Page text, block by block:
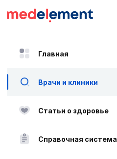
Главная
Врачи и клиники
Статьи о здоровье
Справочная система